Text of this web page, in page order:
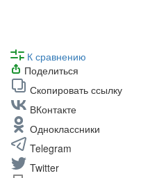
К сравнению
Поделиться
Скопировать ссылку
ВКонтакте
Одноклассники
Telegram
Twitter